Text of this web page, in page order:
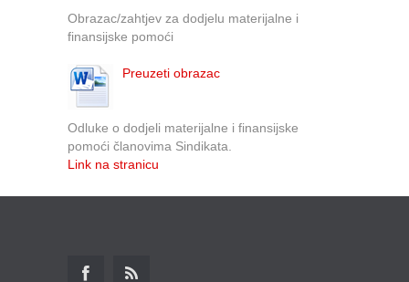
Obrazac/zahtjev za dodjelu materijalne i
finansijske pomoći
Preuzeti obrazac
Odluke o dodjeli materijalne i finansijske
pomoći članovima Sindikata.
Link na stranicu